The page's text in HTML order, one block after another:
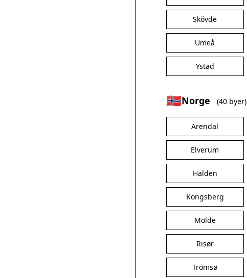
Skövde
Umeå
Ystad
🇳🇴Norge (40 byer)
Arendal
Elverum
Halden
Kongsberg
Molde
Risør
Tromsø